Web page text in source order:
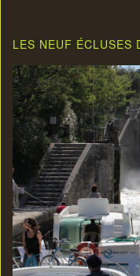
LES NEUF ÉCLUSES